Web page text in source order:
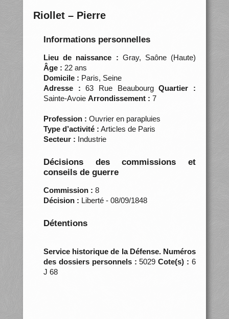
Riollet – Pierre
Informations personnelles
Lieu de naissance : Gray, Saône (Haute)
Âge : 22 ans
Domicile : Paris, Seine
Adresse : 63 Rue BeaubourgQuartier :
Sainte-Avoie Arrondissement : 7
Profession : Ouvrier en parapluies
Type d’activité : Articles de Paris
Secteur : Industrie
Décisions des commissions et
conseils de guerre
Commission : 8
Décision : Liberté - 08/09/1848
Détentions
Service historique de la Défense. Numéros
des dossiers personnels :5029Cote(s) : 6
J 68